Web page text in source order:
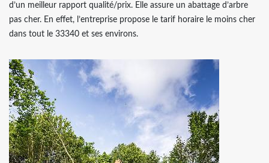
d’un meilleur rapport qualité/prix. Elle assure un abattage d’arbre
pas cher. En effet, l’entreprise propose le tarif horaire le moins cher
dans tout le 33340 et ses environs.